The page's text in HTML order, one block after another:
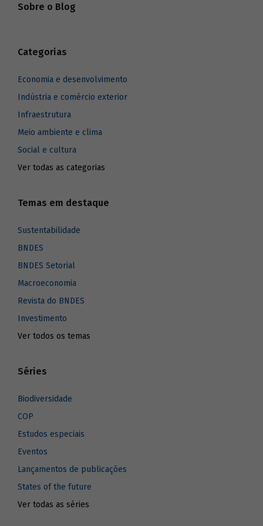
Sobre o Blog
Categorias
Economia e desenvolvimento
Indústria e comércio exterior
Infraestrutura
Meio ambiente e clima
Social e cultura
Ver todas as categorias
Temas em destaque
Sustentabilidade
BNDES
BNDES Setorial
Macroeconomia
Revista do BNDES
Investimento
Ver todos os temas
Séries
Biodiversidade
COP
Estudos especiais
Eventos
Lançamentos de publicações
States of the future
Ver todas as séries